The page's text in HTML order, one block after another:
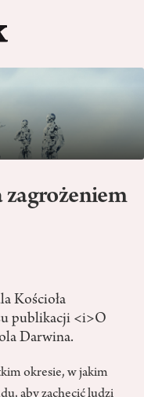
zagrożeniem
Kościoła
publikacji <i>O
Darwina.
okresie, w jakim